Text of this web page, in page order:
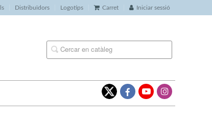
Distribuïdors Logotips Carret Iniciar sessió